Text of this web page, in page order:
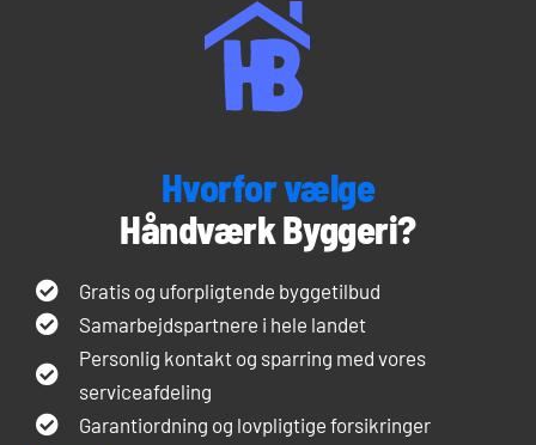
Hvorfor vælge
Håndværk Byggeri?
Gratis og uforpligtende byggetilbud
Samarbejdspartnere i hele landet
Personlig kontakt og sparring med vores
serviceafdeling
Garantiordning og lovpligtige forsikringer